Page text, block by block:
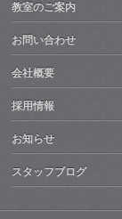
教室のご案内
お問い合わせ
会社概要
採用情報
お知らせ
スタッフブログ